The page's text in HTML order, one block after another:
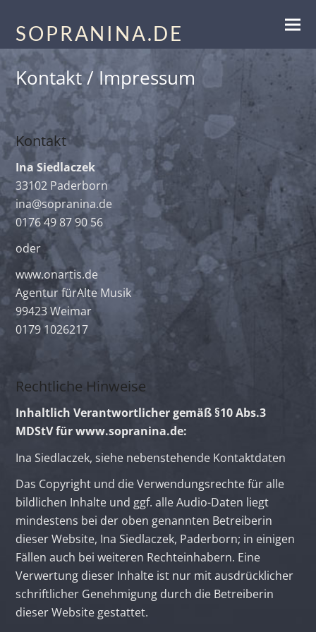
SOPRANINA.DE
Kontakt / Impressum
Kontakt
Ina Siedlaczek
33102 Paderborn
ina@sopranina.de
0176 49 87 90 56
oder
www.onartis.de
Agentur fürAlte Musik
99423 Weimar
0179 1026217
Rechtliche Hinweise
Inhaltlich Verantwortlicher gemäß §10 Abs.3
MDStV für www.sopranina.de:
Ina Siedlaczek, siehe nebenstehende Kontaktdaten
Das Copyright und die Verwendungsrechte für alle
bildlichen Inhalte und ggf. alle Audio-Daten liegt
mindestens bei der oben genannten Betreiberin
dieser Website, Ina Siedlaczek, Paderborn; in einigen
Fällen auch bei weiteren Rechteinhabern. Eine
Verwertung dieser Inhalte ist nur mit ausdrücklicher
schriftlicher Genehmigung durch die Betreiberin
dieser Website gestattet.